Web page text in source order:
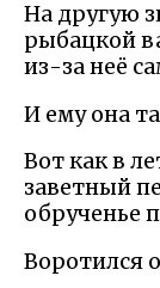
На другую
рыбацкой
из-за неё
И ему она
Вот как в
заветный
обрученье
Воротился